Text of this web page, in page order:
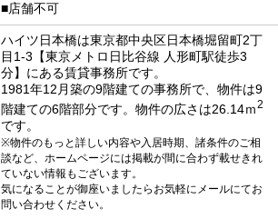
■店舗不可
ハイツ日本橋は東京都中央区日本橋堀留町2丁
目1-3【東京メトロ日比谷線 人形町駅徒歩3
分】にある賃貸事務所です。
1981年12月築の9階建ての事務所で、物件は9
階建ての6階部分です。物件の広さは26.14ｍ2
です。
※物件のもっと詳しい内容や入居時期、諸条件のご相
談など、ホームページには掲載が間に合わず載せきれ
ていない情報もございます。
気になることが御座いましたらお気軽にメールにてお
問い合わせください。